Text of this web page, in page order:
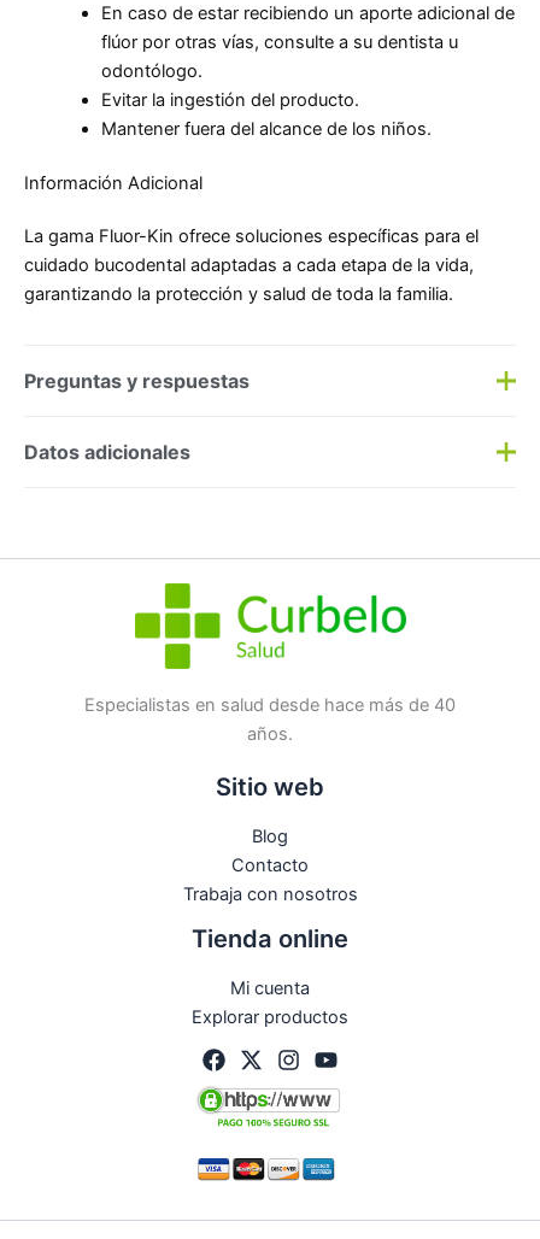
En caso de estar recibiendo un aporte adicional de
flúor por otras vías, consulte a su dentista u
odontólogo.
Evitar la ingestión del producto.
Mantener fuera del alcance de los niños.
Información Adicional
La gama Fluor-Kin ofrece soluciones específicas para el
cuidado bucodental adaptadas a cada etapa de la vida,
garantizando la protección y salud de toda la familia.
Preguntas y respuestas
Preguntas y respuestas
No hay preguntas todavía
Datos adicionales
Especialistas en salud desde hace más de 40
años.
Sitio web
Blog
Contacto
Trabaja con nosotros
Tienda online
Mi cuenta
Explorar productos